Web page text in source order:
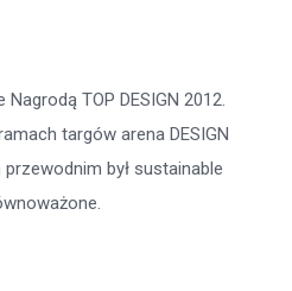
TOP DESIGN 2012.
targów arena DESIGN
był sustainable